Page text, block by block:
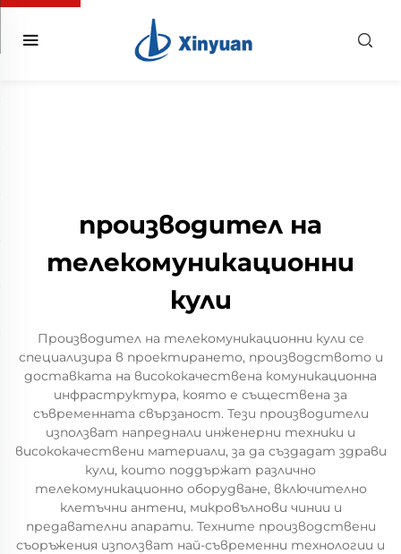
производител на
телекомуникационни
кули
Производител на телекомуникационни кули се
специализира в проектирането, производството и
доставката на висококачествена комуникационна
инфраструктура, която е съществена за
съвременната свързаност. Тези производители
използват напреднали инженерни техники и
висококачествени материали, за да създадат здрави
кули, които поддържат различно
телекомуникационно оборудване, включително
клетъчни антени, микровълнови чинии и
предавателни апарати. Техните производствени
съоръжения използват най-съвременни технологии и